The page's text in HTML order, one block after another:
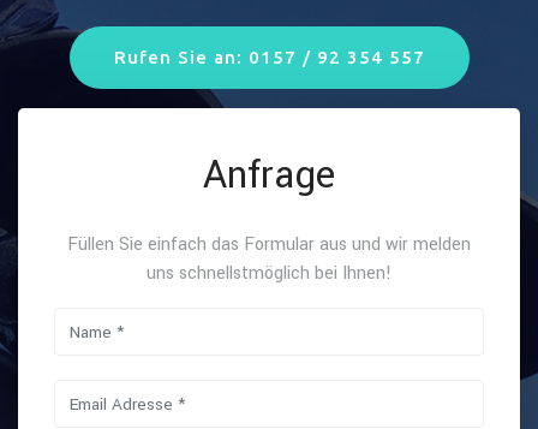
Rufen Sie an: 0157 / 92 354 557
Anfrage
Füllen Sie einfach das Formular aus und wir melden
uns schnellstmöglich bei Ihnen!